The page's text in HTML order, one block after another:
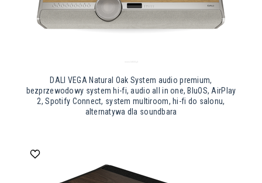
DALI VEGA Natural Oak System audio premium,
bezprzewodowy system hi-fi, audio all in one, BluOS, AirPlay
2, Spotify Connect, system multiroom, hi-fi do salonu,
alternatywa dla soundbara